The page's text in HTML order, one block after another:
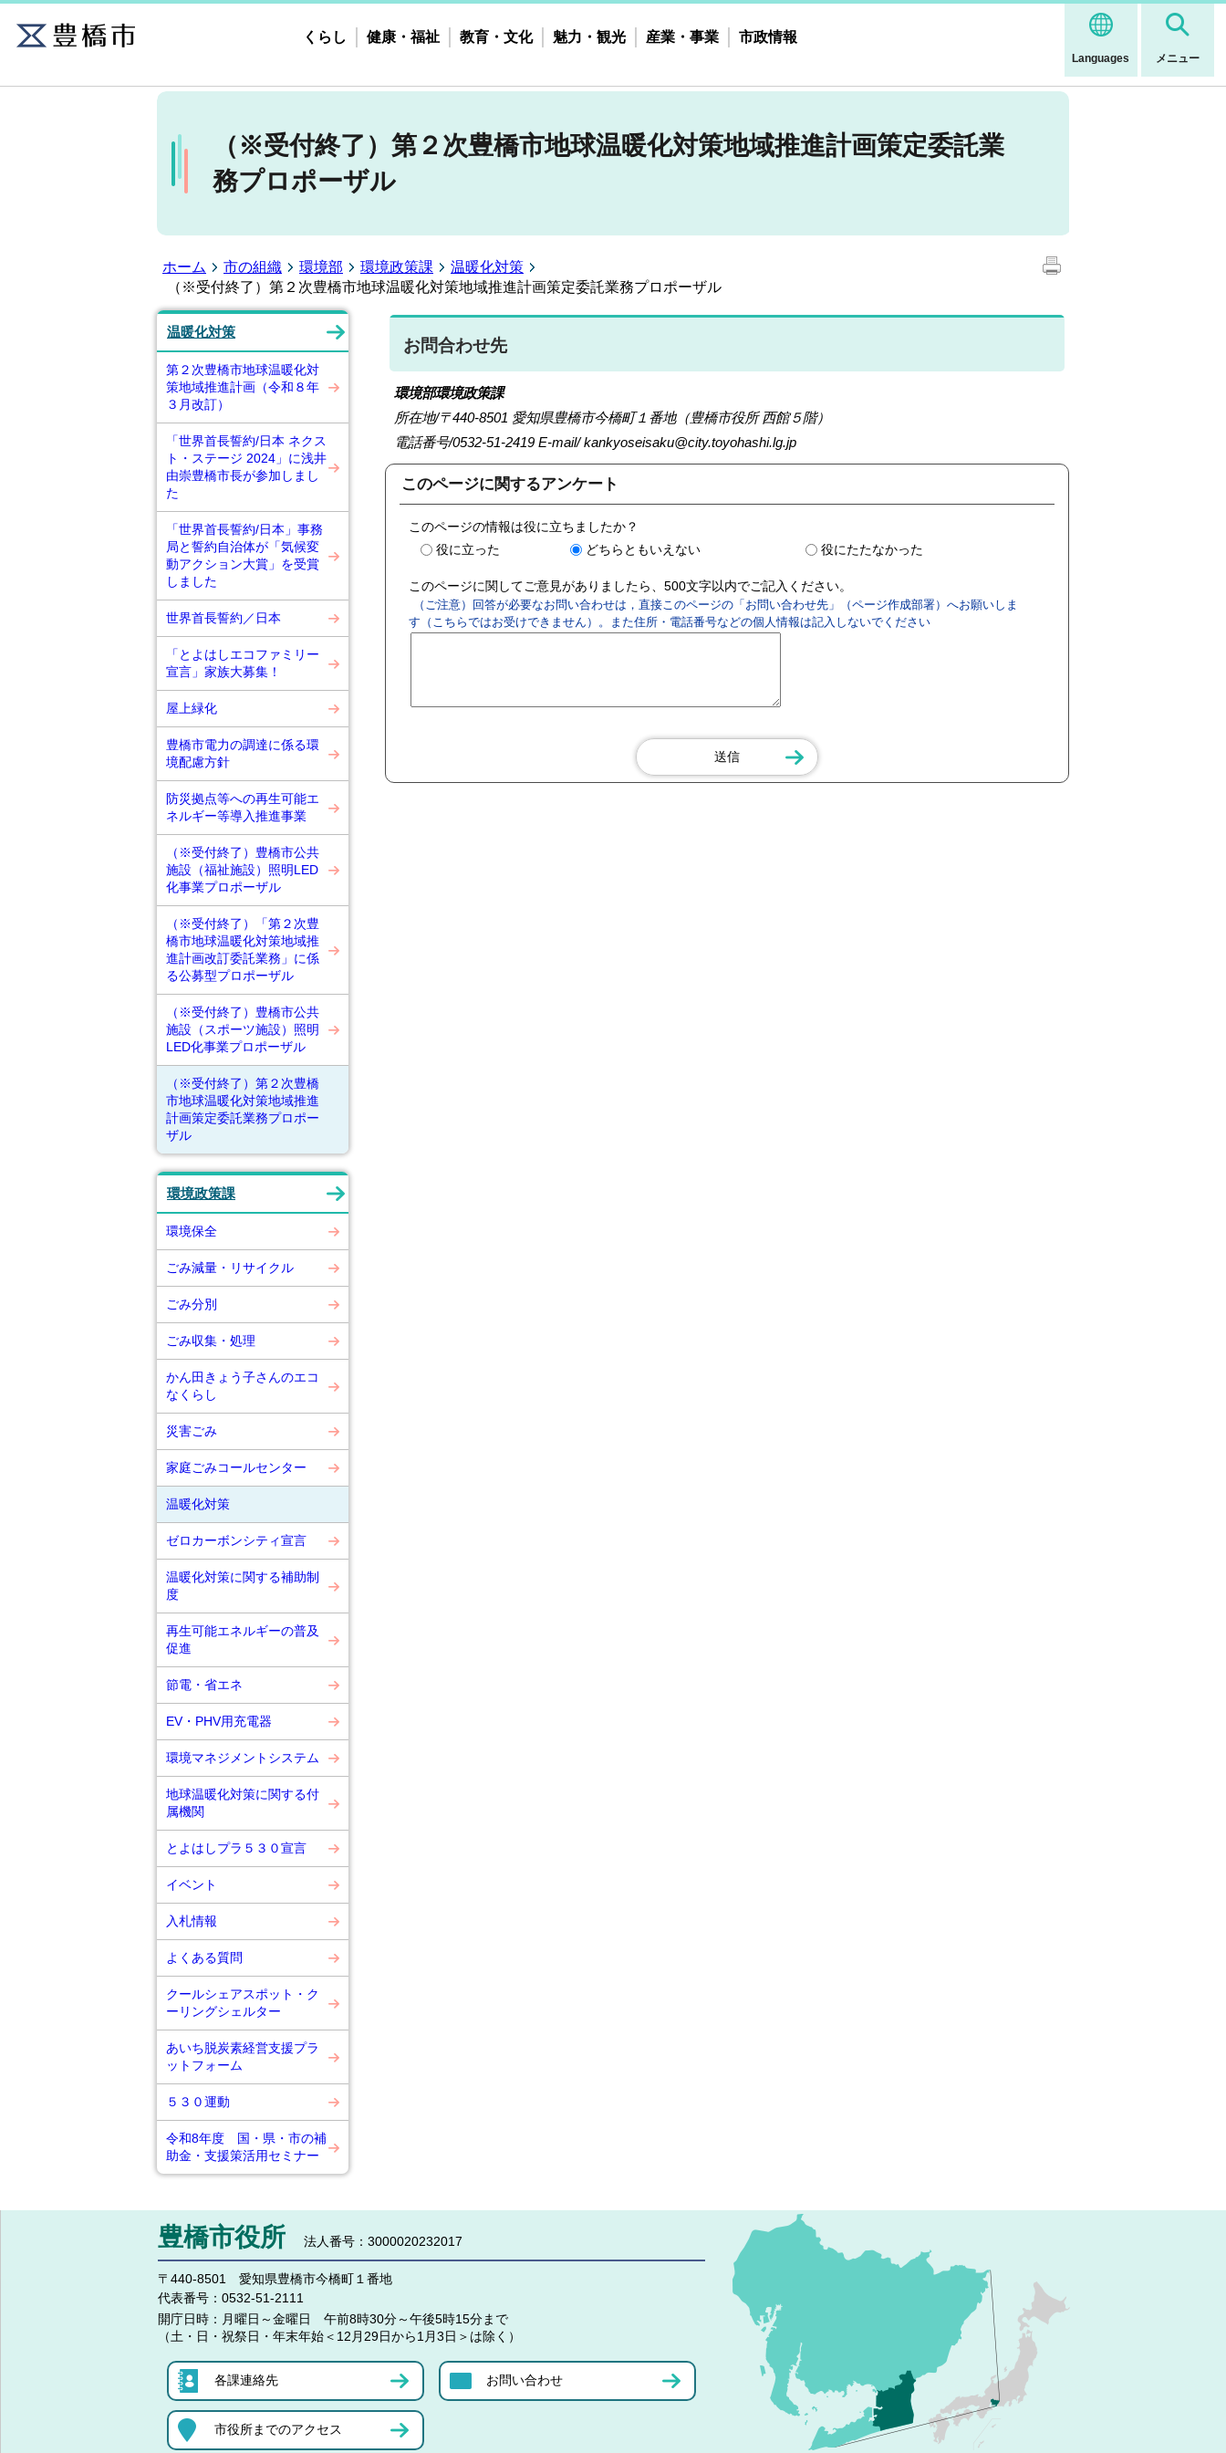
Languages メニュー
くらし 健康・福祉 教育・文化 魅力・観光 産業・事業 市政情報
（※受付終了）第２次豊橋市地球温暖化対策地域推進計画策定委託業
務プロポーザル
ホーム 市の組織 環境部 環境政策課
温暖化対策
（※受付終了）第２次豊橋市地球温暖化対策地域推進計画策定委託業務プロポーザル
温暖化対策
第２次豊橋市地球温暖化対
策地域推進計画（令和８年
３月改訂）
「世界首長誓約/日本 ネクス
ト・ステージ 2024」に浅井
由崇豊橋市長が参加しまし
た
「世界首長誓約/日本」事務
局と誓約自治体が「気候変
動アクション大賞」を受賞
しました
世界首長誓約／日本
「とよはしエコファミリー
宣言」家族大募集！
屋上緑化
豊橋市電力の調達に係る環
境配慮方針
防災拠点等への再生可能エ
ネルギー等導入推進事業
（※受付終了）豊橋市公共
施設（福祉施設）照明LED
化事業プロポーザル
（※受付終了）「第２次豊
橋市地球温暖化対策地域推
進計画改訂委託業務」に係
る公募型プロポーザル
（※受付終了）豊橋市公共
施設（スポーツ施設）照明
LED化事業プロポーザル
（※受付終了）第２次豊橋
市地球温暖化対策地域推進
計画策定委託業務プロポー
ザル
環境政策課
環境保全
ごみ減量・リサイクル
ごみ分別
ごみ収集・処理
かん田きょう子さんのエコ
なくらし
災害ごみ
家庭ごみコールセンター
温暖化対策
ゼロカーボンシティ宣言
温暖化対策に関する補助制
度
再生可能エネルギーの普及
促進
節電・省エネ
EV・PHV用充電器
環境マネジメントシステム
地球温暖化対策に関する付
属機関
とよはしプラ５３０宣言
イベント
入札情報
よくある質問
クールシェアスポット・ク
ーリングシェルター
あいち脱炭素経営支援プラ
ットフォーム
５３０運動
令和8年度 国・県・市の補
助金・支援策活用セミナー
お問合わせ先
環境部環境政策課
所在地/〒440-8501 愛知県豊橋市今橋町１番地（豊橋市役所 西館５階）
電話番号/0532-51-2419 E-mail/kankyoseisaku@city.toyohashi.lg.jp
このページに関するアンケート
このページの情報は役に立ちましたか？
役に立った
どちらともいえない 役にたたなかった
このページに関してご意見がありましたら、500文字以内でご記入ください。
（ご注意）回答が必要なお問い合わせは，直接このページの「お問い合わせ先」（ページ作成部署）へお願いしま
す（こちらではお受けできません）。また住所・電話番号などの個人情報は記入しないでください
豊橋市役所 法人番号：3000020232017
〒440-8501 愛知県豊橋市今橋町１番地
代表番号： 0532-51-2111
開庁日時： 月曜日～金曜日 午前8時30分～午後5時15分まで
（土・日・祝祭日・年末年始＜12月29日から1月3日＞は除く）
各課連絡先 お問い合わせ
市役所までのアクセス